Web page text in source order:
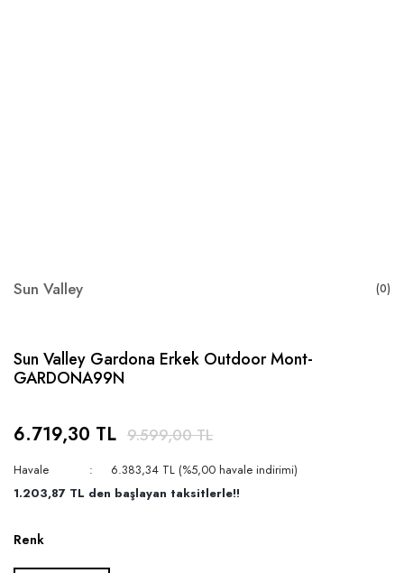
Sun Valley (0)
Sun Valley Gardona Erkek Outdoor Mont-
GARDONA99N
6.719,30 TL 9.599,00 TL
Havale
6.383,34 TL (%5,00 havale indirimi)
1.203,87 TL den başlayan taksitlerle!!
Renk